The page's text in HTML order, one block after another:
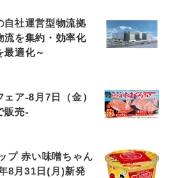
自社運営型物流拠
流を集約・効率化
最適化～
ェア-8月7日（金）
販売-
プ 赤い味噌ちゃん
8月31日(月)新発